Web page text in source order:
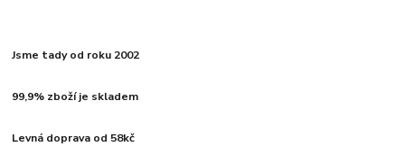
Jsme tady od roku 2002
99,9% zboží je skladem
Levná doprava od 58kč